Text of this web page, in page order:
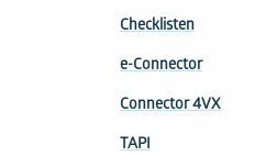
Checklisten
e-Connector
Connector 4VX
TAPI